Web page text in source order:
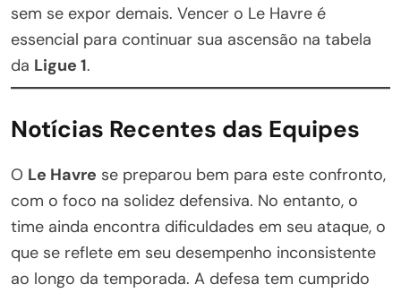
sem se expor demais. Vencer o Le Havre é
essencial para continuar sua ascensão na tabela
da Ligue 1.
Notícias Recentes das Equipes
O Le Havre se preparou bem para este confronto,
com o foco na solidez defensiva. No entanto, o
time ainda encontra dificuldades em seu ataque, o
que se reflete em seu desempenho inconsistente
ao longo da temporada. A defesa tem cumprido